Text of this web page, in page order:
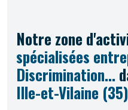
Notre zone
spécialisées
Discrimination...
Ille-et-Vilaine (35)